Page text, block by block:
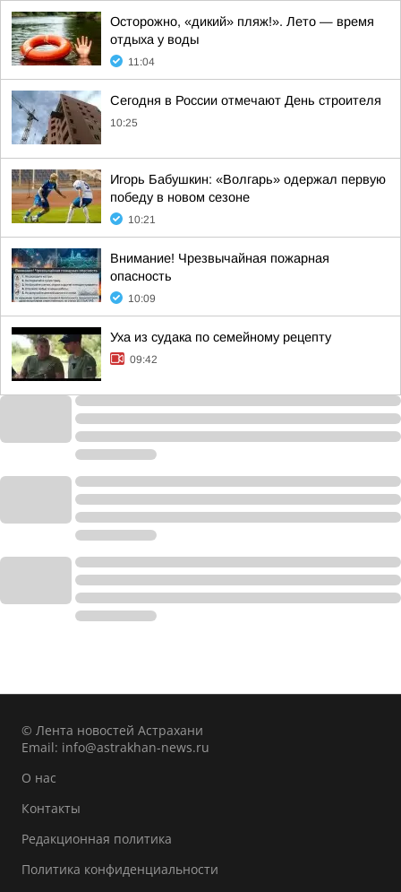
Осторожно, «дикий» пляж!». Лето — время
отдыха у воды
11:04
Сегодня в России отмечают День строителя
10:25
Игорь Бабушкин: «Волгарь» одержал первую
победу в новом сезоне
10:21
Внимание! Чрезвычайная пожарная
опасность
10:09
Уха из судака по семейному рецепту
09:42
© Лента новостей Астрахани
Email: info@astrakhan-news.ru
О нас
Контакты
Редакционная политика
Политика конфиденциальности